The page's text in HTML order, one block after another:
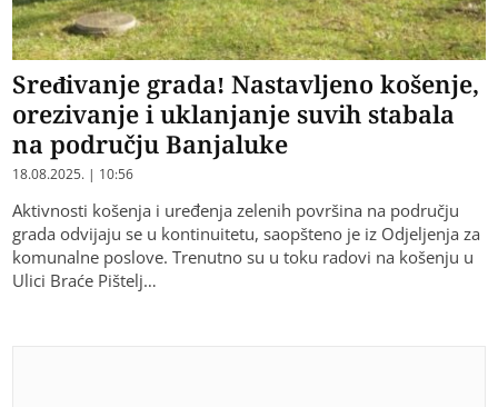
Sređivanje grada! Nastavljeno košenje,
orezivanje i uklanjanje suvih stabala
na području Banjaluke
18.08.2025. | 10:56
Aktivnosti košenja i uređenja zelenih površina na području
grada odvijaju se u kontinuitetu, saopšteno je iz Odjeljenja za
komunalne poslove. Trenutno su u toku radovi na košenju u
Ulici Braće Pištelj…